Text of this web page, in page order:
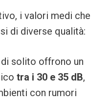
i valori medi che
di diverse qualità:
di solito offrono un
tra i 30 e 35 dB,
con rumori